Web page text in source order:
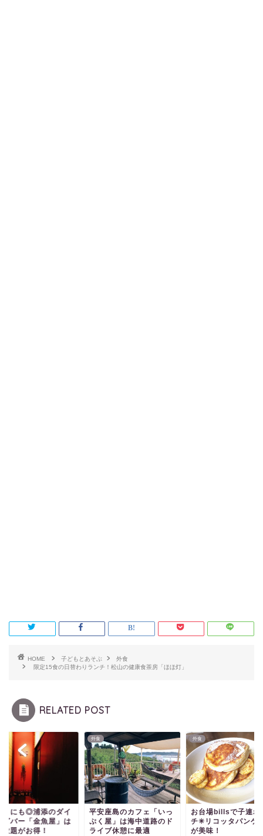
HOME 子どもとあそぶ
外食
限定15食の日替わりランチ！松山の健康食茶房「ほほ灯」
RELATED POST
トにも◎浦添のダイ
グバー「金魚屋」は
放題がお得！
外食
平安座島のカフェ「いっ
ぷく屋」は海中道路のド
ライブ休憩に最適
外食
お台場billsで子連れ
チ✳︎リコッタパンケ
が美味！